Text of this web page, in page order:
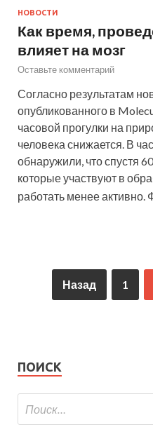
НОВОСТИ
Как время,
влияет на мозг
Оставьте комментарий
Согласно результатам
опубликованного в
часовой прогулки на
человека снижается. В
обнаружили, что спустя
которые участвуют в
работать менее активно.
Назад 1
ПОИСК